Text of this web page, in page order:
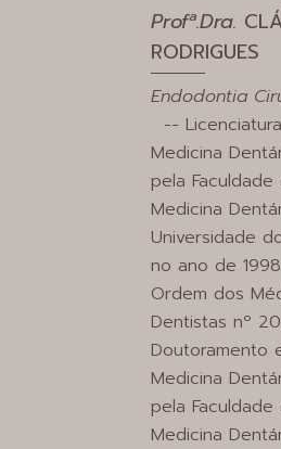
Profª.Dra.
RODRIGUES
Endodontia
--
Medicina
pela Faculdade
Medicina
Universidade
no ano de
Ordem dos
Dentistas nº
Doutoramento
Medicina
pela Faculdade
Medicina